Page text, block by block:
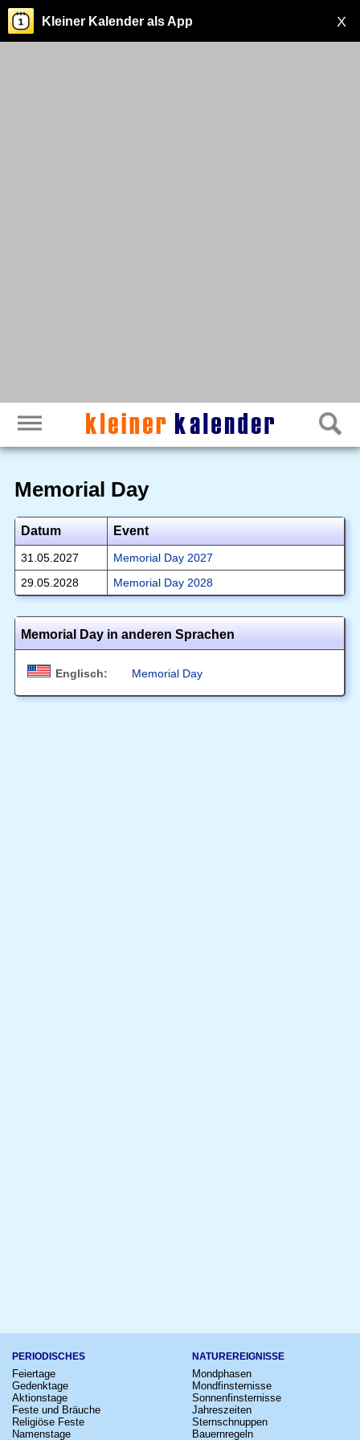
X
Kleiner Kalender als App
Memorial Day
Datum Event
31.05.2027
Memorial Day 2027
29.05.2028
Memorial Day 2028
Memorial Day in anderen Sprachen
Englisch: Memorial Day
PERIODISCHES
Feiertage
Gedenktage
Aktionstage
Feste und Bräuche
Religiöse Feste
Namenstage
NATUREREIGNISSE
Mondphasen
Mondfinsternisse
Sonnenfinsternisse
Jahreszeiten
Sternschnuppen
Bauernregeln